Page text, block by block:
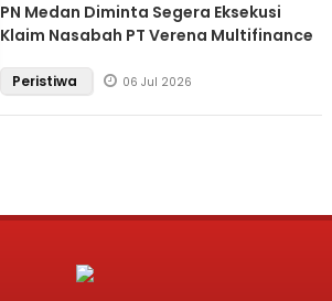
PN Medan Diminta Segera Eksekusi
Klaim Nasabah PT Verena Multifinance
Peristiwa 06 Jul 2026